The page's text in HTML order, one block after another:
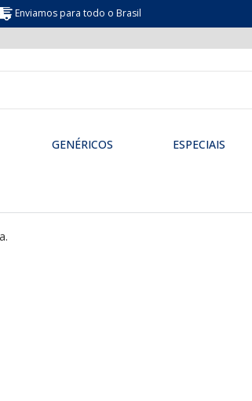
Enviamos para todo o Brasil
GENÉRICOS ESPECIAIS